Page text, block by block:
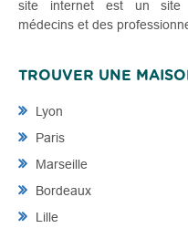
site internet est un site
médecins et des
TROUVER UNE
Lyon
Paris
Marseille
Bordeaux
Lille